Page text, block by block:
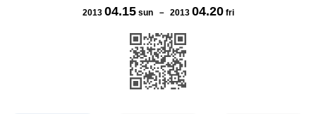
2013 04.15 sun－ 2013 04.20 fri